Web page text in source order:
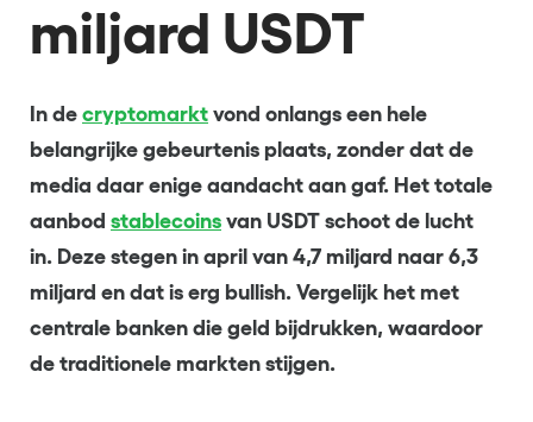
miljard USDT
In de cryptomarkt vond onlangs een hele
belangrijke gebeurtenis plaats, zonder dat de
media daar enige aandacht aan gaf. Het totale
aanbod stablecoins van USDT schoot de lucht
in. Deze stegen in april van 4,7 miljard naar 6,3
miljard en dat is erg bullish. Vergelijk het met
centrale banken die geld bijdrukken, waardoor
de traditionele markten stijgen.